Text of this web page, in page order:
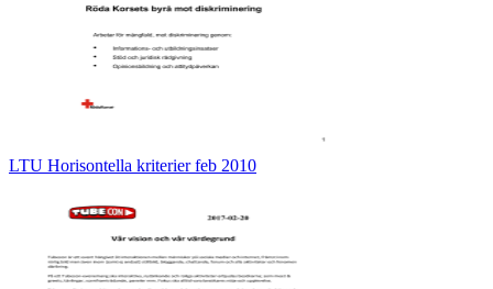
LTU Horisontella kriterier feb 2010